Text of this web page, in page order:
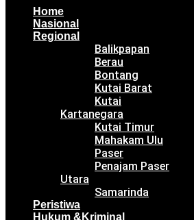
Home
Nasional
Regional
Balikpapan
Berau
Bontang
Kutai Barat
Kutai
Kartanegara
Kutai Timur
Mahakam Ulu
Paser
Penajam Paser
Utara
Samarinda
Peristiwa
Hukum &Kriminal